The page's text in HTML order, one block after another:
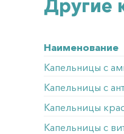
Другие
Наименование
Капельницы с
Капельницы с
Капельницы
Капельницы с